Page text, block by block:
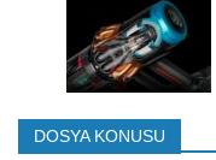
DOSYA KONUSU